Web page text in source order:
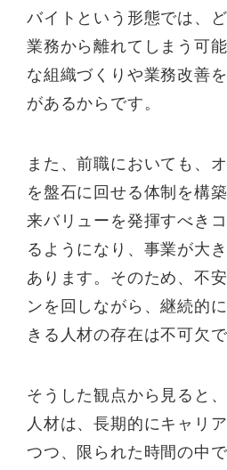
バイトという形態では、
業務から離れてしまう可
な組織づくりや業務改善
があるからです。
また、前職においても、
を盤石に回せる体制を構
来バリューを発揮すべき
るようになり、事業が大
あります。そのため、不
ンを回しながら、継続的
きる人材の存在は不可欠で
そうした観点から見ると
人材は、長期的にキャリ
つつ、限られた時間の中